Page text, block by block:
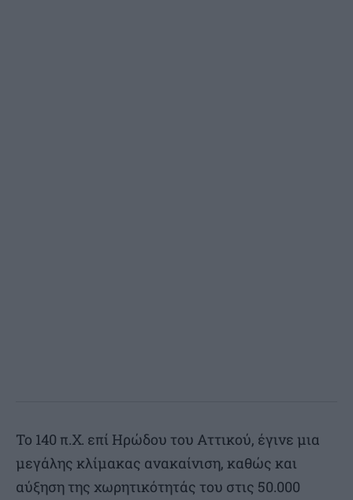
Το 140 π.Χ. επί Ηρώδου του Αττικού, έγινε μια
μεγάλης κλίμακας ανακαίνιση, καθώς και
αύξηση της χωρητικότητάς του στις 50.000